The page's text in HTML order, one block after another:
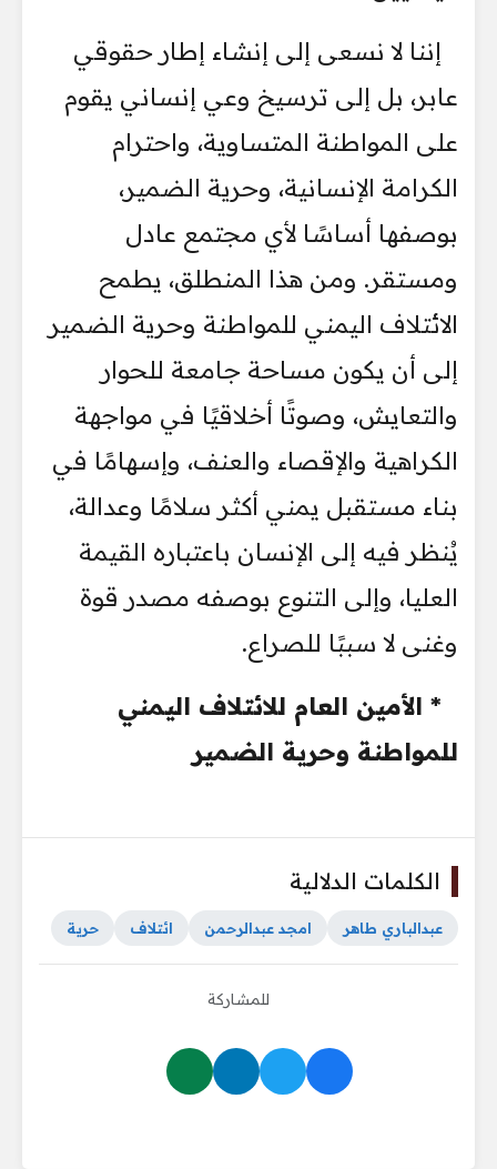
إننا لا نسعى إلى إنشاء إطار حقوقي
عابر، بل إلى ترسيخ وعي إنساني يقوم
على المواطنة المتساوية، واحترام
الكرامة الإنسانية، وحرية الضمير،
بوصفها أساسًا لأي مجتمع عادل
ومستقر. ومن هذا المنطلق، يطمح
الائتلاف اليمني للمواطنة وحرية الضمير
إلى أن يكون مساحة جامعة للحوار
والتعايش، وصوتًا أخلاقيًا في مواجهة
الكراهية والإقصاء والعنف، وإسهامًا في
بناء مستقبل يمني أكثر سلامًا وعدالة،
يُنظر فيه إلى الإنسان باعتباره القيمة
العليا، وإلى التنوع بوصفه مصدر قوة
وغنى لا سببًا للصراع.
* الأمين العام للائتلاف اليمني
للمواطنة وحرية الضمير
الكلمات الدلالية
عبدالباري طاهر امجد عبدالرحمن ائتلاف حرية
للمشاركة